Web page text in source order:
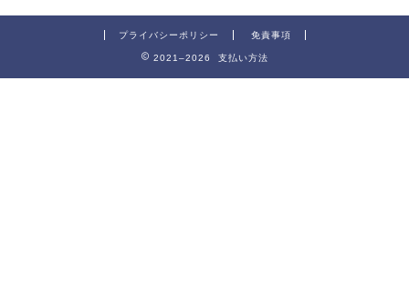
プライバシーポリシー 免責事項
2021–2026 支払い方法